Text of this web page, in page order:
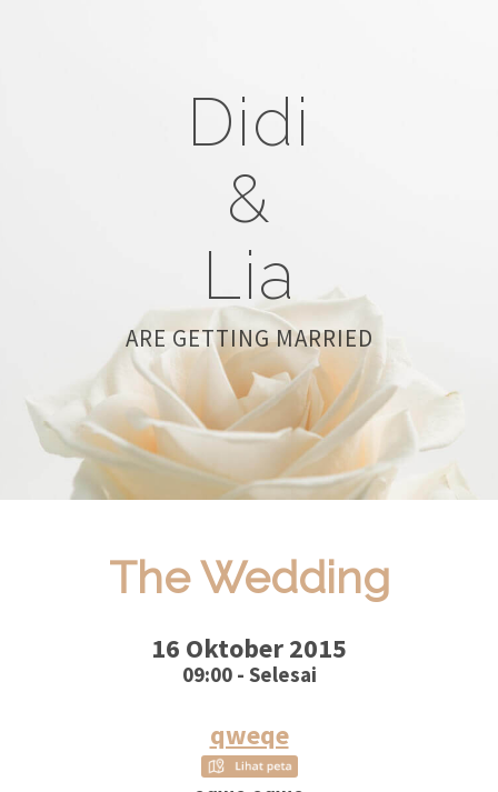
Didi
&
Lia
ARE GETTING MARRIED
The Wedding
16 Oktober 2015
09:00 - Selesai
qweqe